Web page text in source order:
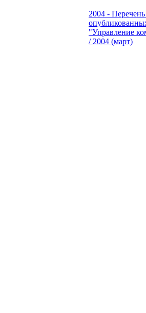
2004 - Перечень
"Управление
/ 2004 (март)